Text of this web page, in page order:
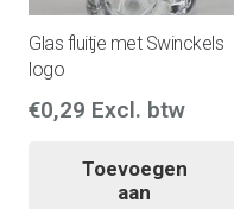
Glas fluitje met Swinckels
logo
€0,29 Excl. btw
Toevoegen
aan